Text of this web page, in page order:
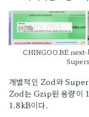
CHINGOO.BE next-
개별적인 Zod와
Zod는 Gzip된 용량
1.8kB이다.